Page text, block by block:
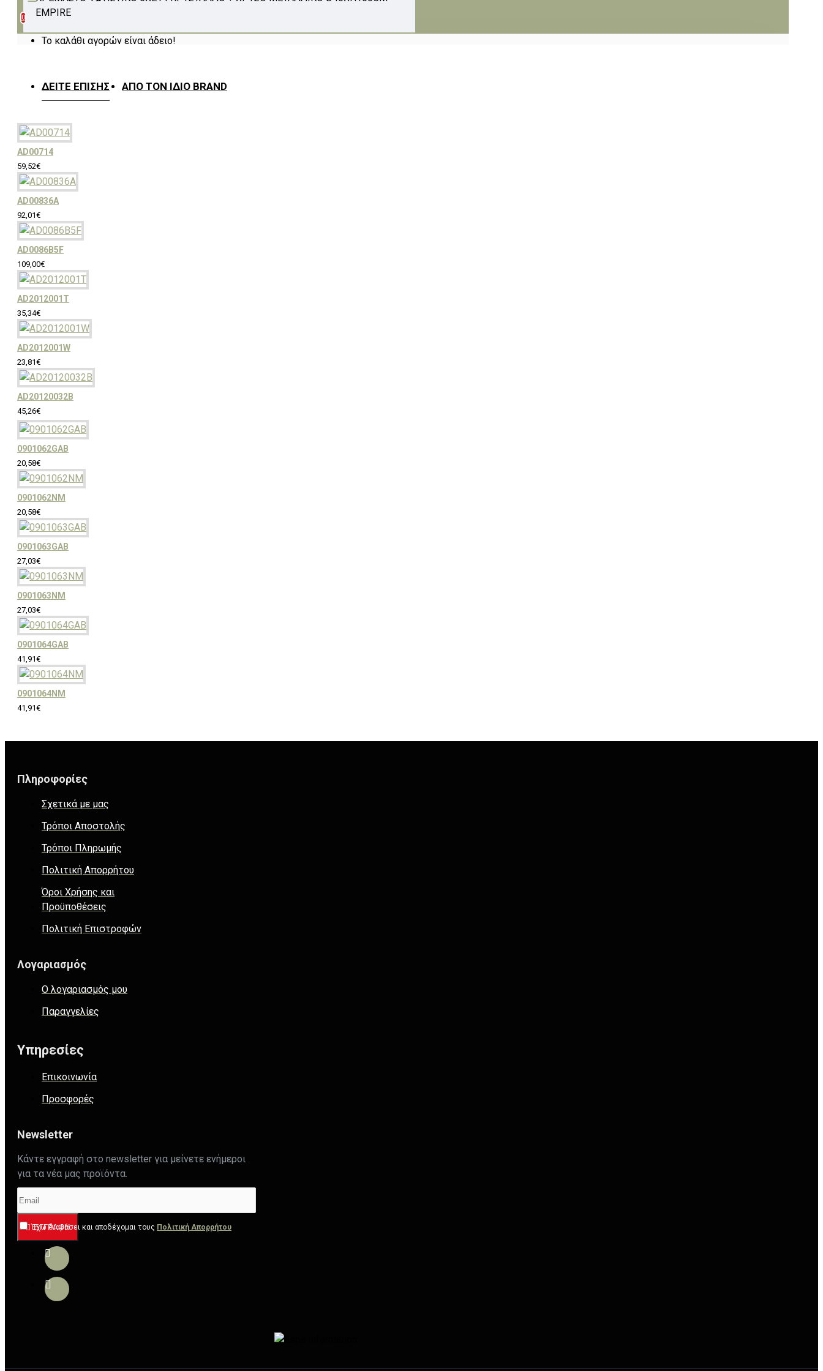
Κουρτίνες & Υφάσματα
Επιπλώσεων
Λευκά είδη
0
Το καλάθι αγορών είναι άδειο!
EMPIRE
ΔΕΊΤΕ ΕΠΊΣΗΣ ΑΠΌ ΤΟΝ ΊΔΙΟ BRAND
AD00714
59,52€
AD00836A
92,01€
AD0086B5F
109,00€
AD2012001T
35,34€
AD2012001W
23,81€
AD20120032B
45,26€
0901062GAB
20,58€
0901062NM
20,58€
0901063GAB
27,03€
0901063NM
27,03€
0901064GAB
41,91€
0901064NM
41,91€
Πληροφορίες
Σχετικά με μας
Τρόποι Αποστολής
Τρόποι Πληρωμής
Πολιτική Απορρήτου
Όροι Χρήσης και
Προϋποθέσεις
Πολιτική Επιστροφών
Λογαριασμός
Ο λογαριασμός μου
Παραγγελίες
Υπηρεσίες
Επικοινωνία
Προσφορές
Newsletter
Κάντε εγγραφή στο newsletter για μείνετε ενήμεροι
για τα νέα μας προϊόντα.
ΕΓΓΡΑΦΉ
Έχω διαβάσει και αποδέχομαι τους Πολιτική Απορρήτου